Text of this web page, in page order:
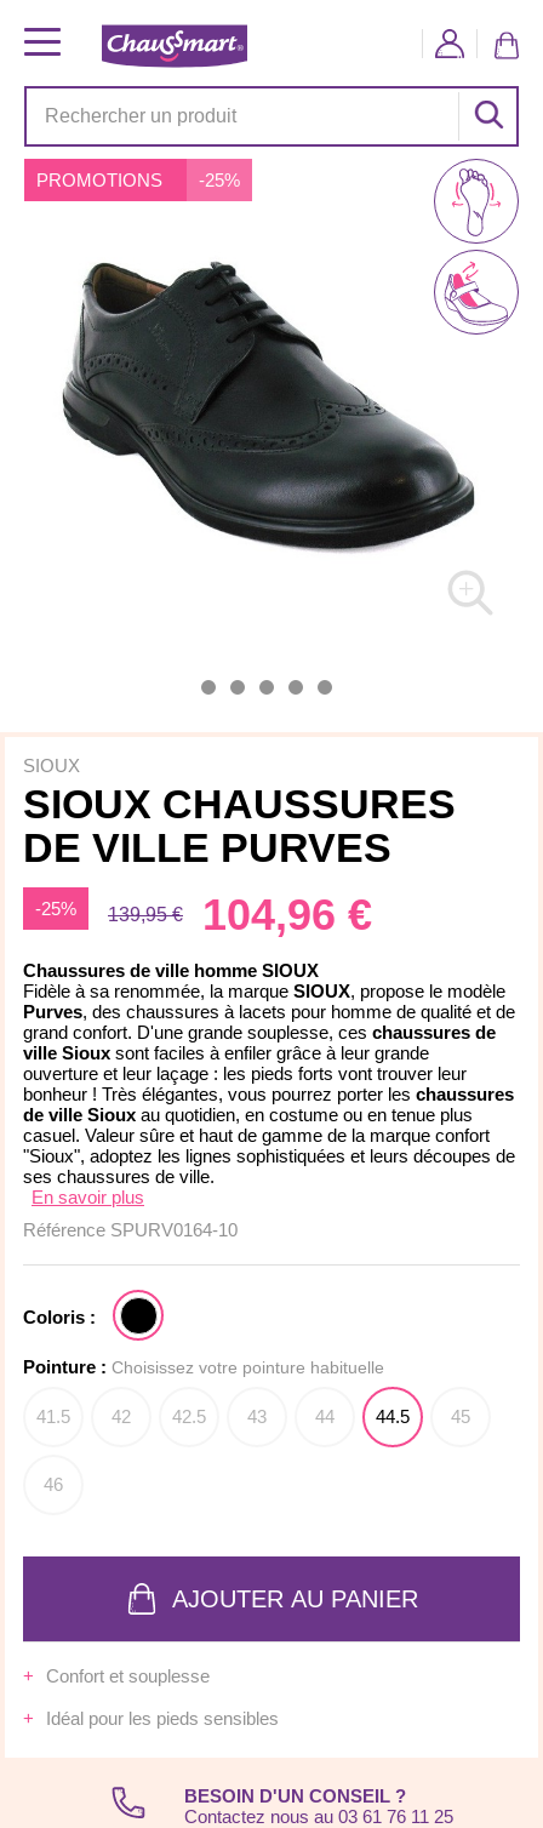
PROMOTIONS -25%
SIOUX
SIOUX CHAUSSURES
DE VILLE PURVES
-25% 139,95 € 104,96 €
Chaussures de ville homme SIOUX
Fidèle à sa renommée, la marque SIOUX, propose le modèle
Purves, des chaussures à lacets pour homme de qualité et de
grand confort. D'une grande souplesse, ces chaussures de
ville Sioux sont faciles à enfiler grâce à leur grande
ouverture et leur laçage : les pieds forts vont trouver leur
bonheur ! Très élégantes, vous pourrez porter les chaussures
de ville Sioux au quotidien, en costume ou en tenue plus
casuel. Valeur sûre et haut de gamme de la marque confort
"Sioux", adoptez les lignes sophistiquées et leurs découpes de
ses chaussures de ville.
En savoir plus
Référence SPURV0164-10
Coloris :
Pointure : Choisissez votre pointure habituelle
41.5 42 42.5 43 44 44.5 45
46
AJOUTER AU PANIER
Confort et souplesse
Idéal pour les pieds sensibles
BESOIN D'UN CONSEIL ?
Contactez nous au 03 61 76 11 25